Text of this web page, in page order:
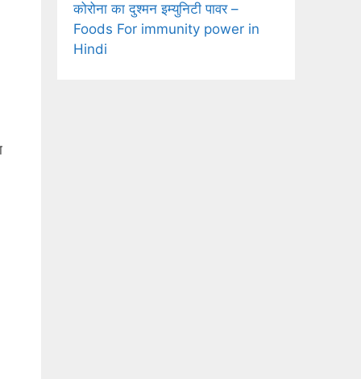
कोरोना का दुश्मन इम्युनिटी पावर –
Foods For immunity power in
Hindi